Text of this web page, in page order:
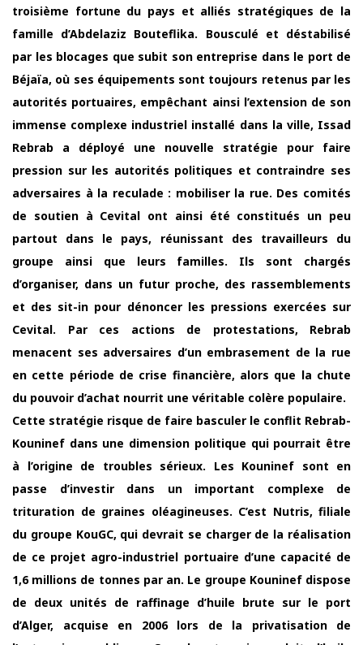
troisième fortune du pays et alliés stratégiques de la
famille d’Abdelaziz Bouteflika. Bousculé et déstabilisé
par les blocages que subit son entreprise dans le port de
Béjaïa, où ses équipements sont toujours retenus par les
autorités portuaires, empêchant ainsi l’extension de son
immense complexe industriel installé dans la ville, Issad
Rebrab a déployé une nouvelle stratégie pour faire
pression sur les autorités politiques et contraindre ses
adversaires à la reculade : mobiliser la rue. Des comités
de soutien à Cevital ont ainsi été constitués un peu
partout dans le pays, réunissant des travailleurs du
groupe ainsi que leurs familles. Ils sont chargés
d’organiser, dans un futur proche, des rassemblements
et des sit-in pour dénoncer les pressions exercées sur
Cevital. Par ces actions de protestations, Rebrab
menacent ses adversaires d’un embrasement de la rue
en cette période de crise financière, alors que la chute
du pouvoir d’achat nourrit une véritable colère populaire.
Cette stratégie risque de faire basculer le conflit Rebrab-
Kouninef dans une dimension politique qui pourrait être
à l’origine de troubles sérieux. Les Kouninef sont en
passe d’investir dans un important complexe de
trituration de graines oléagineuses. C’est Nutris, filiale
du groupe KouGC, qui devrait se charger de la réalisation
de ce projet agro-industriel portuaire d’une capacité de
1,6 millions de tonnes par an. Le groupe Kouninef dispose
de deux unités de raffinage d’huile brute sur le port
d’Alger, acquise en 2006 lors de la privatisation de